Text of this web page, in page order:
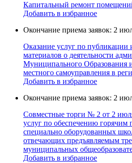
Капитальный ремонт
Добавить в избранное
Окончание приема заявок: 2
Оказание услуг по
материалов о деятельности
Муниципального Образования
местного самоуправления в
Добавить в избранное
Окончание приема заявок: 2
Совместные торги № 2 от 2
услуг по обеспечению горячим
специально оборудованных
отвечающих предъявляемым
муниципальных
Добавить в избранное